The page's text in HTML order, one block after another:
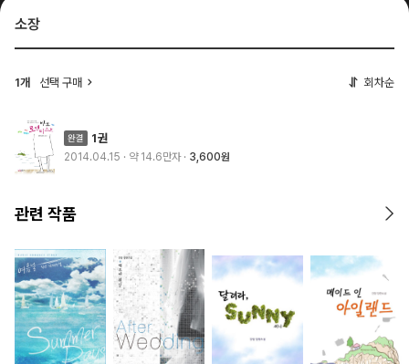
소장
1개 선택 구매 회차순
1권
2014.04.15 · 약 14.6만자 3,600원
관련 작품